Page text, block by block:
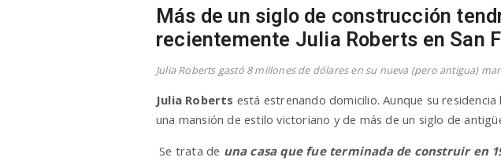
Más de un siglo de construcción
recientemente Julia Roberts en San
Julia Roberts gastó 8 millones de dólares en su nueva (pero antigua)
Julia Roberts está estrenando domicilio. Aunque su
una mansión de estilo victoriano y de más de un siglo de
Se trata de una casa que fue terminada de construir en